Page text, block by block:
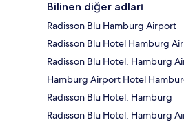
Bilinen diğer adları
Radisson Blu Hamburg Airport
Radisson Blu Hotel Hamburg
Radisson Blu Hotel, Hamburg
Hamburg Airport Hotel
Radisson Blu Hotel, Hamburg
Radisson Blu Hotel, Hamburg